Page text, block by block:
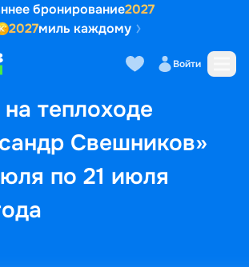
бронирование2027
2027миль каждому
Войти
теплоходе
Свешников»
по 21 июля
Выбор кают Маршрут и